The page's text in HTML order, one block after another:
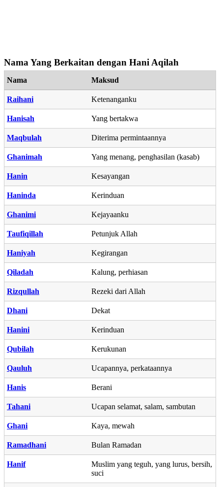
Nama Yang Berkaitan dengan Hani Aqilah
Nama Maksud
Raihani Ketenanganku
Hanisah Yang bertakwa
Maqbulah Diterima permintaannya
Ghanimah Yang menang, penghasilan (kasab)
Hanin Kesayangan
Haninda Kerinduan
Ghanimi Kejayaanku
Taufiqillah Petunjuk Allah
Haniyah Kegirangan
Qiladah Kalung, perhiasan
Rizqullah Rezeki dari Allah
Dhani Dekat
Hanini Kerinduan
Qubilah Kerukunan
Qauluh Ucapannya, perkataannya
Hanis Berani
Tahani Ucapan selamat, salam, sambutan
Ghani Kaya, mewah
Ramadhani Bulan Ramadan
Hanif
Muslim yang teguh, yang lurus, bersih,
suci